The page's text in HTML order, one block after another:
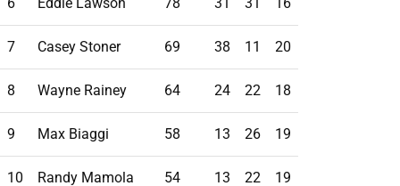
7 Casey Stoner 69 38 11 20
8 Wayne Rainey 64 24 22 18
9 Max Biaggi 58 13 26 19
10 Randy Mamola 54 13 22 19